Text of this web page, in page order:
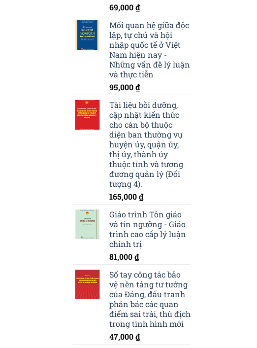
69,000₫
Mối quan hệ giữa độc
lập, tự chủ và hội
nhập quốc tế ở Việt
Nam hiện nay -
Những vấn đề lý luận
và thực tiễn
95,000₫
Tài liệu bồi dưỡng,
cập nhật kiến thức
cho cán bộ thuộc
diện ban thường vụ
huyện ủy, quận ủy,
thị ủy, thành ủy
thuộc tỉnh và tương
đương quản lý (Đối
tượng 4).
165,000₫
Giáo trình Tôn giáo
và tín ngưỡng - Giáo
trình cao cấp lý luận
chính trị
81,000₫
Sổ tay công tác bảo
vệ nền tảng tư tưởng
của Đảng, đấu tranh
phản bác các quan
điểm sai trái, thù địch
trong tình hình mới
47,000₫